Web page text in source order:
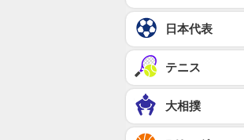
日本代表
テニス
大相撲